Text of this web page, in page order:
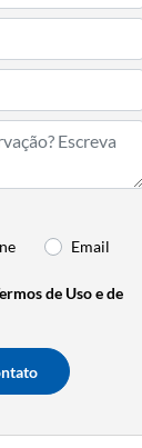
Email
de Uso e de